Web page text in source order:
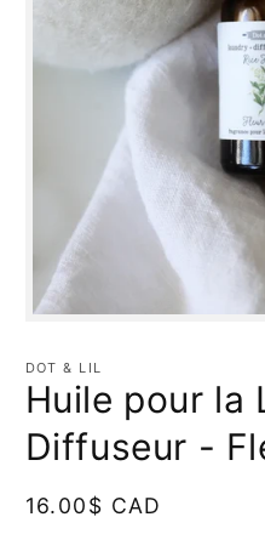
média
1
dans
une
fenêtre
modale
DOT & LIL
Huile pour la
Diffuseur -
Prix
16.00$ CAD